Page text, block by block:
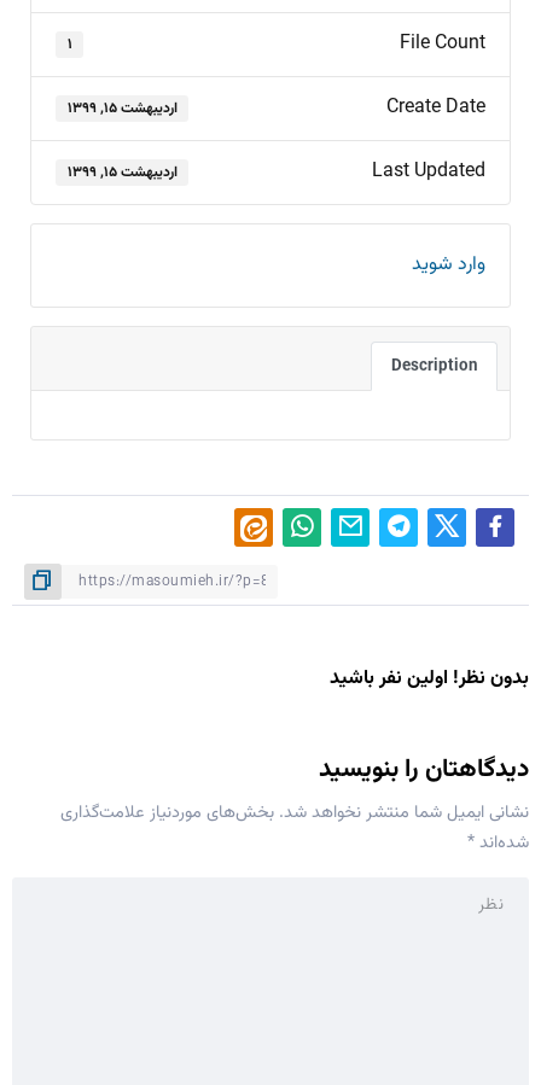
File Count ۱
Create Date اردیبهشت ۱۵, ۱۳۹۹
Last Updated اردیبهشت ۱۵, ۱۳۹۹
وارد شوید
Description
بدون نظر! اولین نفر باشید
دیدگاهتان را بنویسید
نشانی ایمیل شما منتشر نخواهد شد. بخش‌های موردنیاز علامت‌گذاری
شده‌اند*